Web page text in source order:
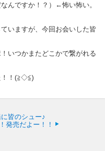
んですか！？）←怖い怖い。
いますが、今回お会いした皆
いつかまたどこかで繋がれる
！！(≧◇≦)
皆のシュー♪
発売だよー！！